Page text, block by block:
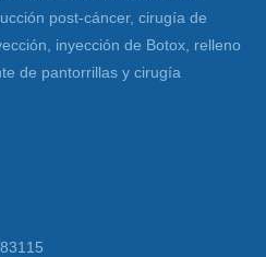
post-cáncer, cirugía de
inyección de Botox, relleno
de pantorrillas y cirugía